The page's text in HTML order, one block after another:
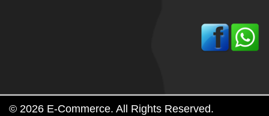
© 2026 E-Commerce. All Rights Reserved.